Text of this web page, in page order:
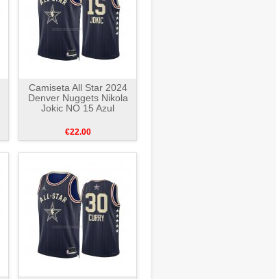
Camiseta All Star 2024
Denver Nuggets Nikola
Jokic NO 15 Azul
€22.00